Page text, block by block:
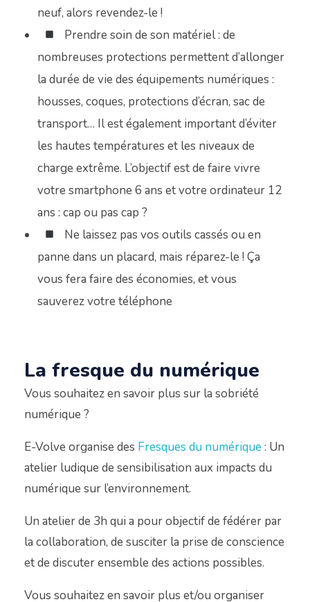
neuf, alors revendez-le !
Prendre soin de son matériel : de
nombreuses protections permettent d’allonger
la durée de vie des équipements numériques :
housses, coques, protections d’écran, sac de
transport… Il est également important d’éviter
les hautes températures et les niveaux de
charge extrême. L’objectif est de faire vivre
votre smartphone 6 ans et votre ordinateur 12
ans : cap ou pas cap ?
Ne laissez pas vos outils cassés ou en
panne dans un placard, mais réparez-le ! Ça
vous fera faire des économies, et vous
sauverez votre téléphone
La fresque du numérique
Vous souhaitez en savoir plus sur la sobriété
numérique ?
E-Volve organise des Fresques du numérique: Un
atelier ludique de sensibilisation aux impacts du
numérique sur l’environnement.
Un atelier de 3h qui a pour objectif de fédérer par
la collaboration, de susciter la prise de conscience
et de discuter ensemble des actions possibles.
Vous souhaitez en savoir plus et/ou organiser